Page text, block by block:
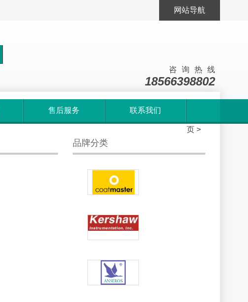
网站导航
咨询热线
18566398802
售后服务 联系我们
页 >
品牌分类